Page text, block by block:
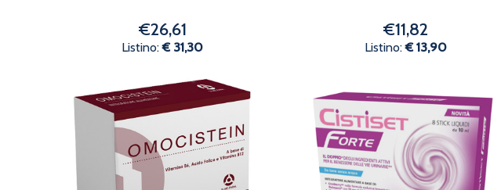
€26,61
Listino:€ 31,30
€11,82
Listino:€ 13,90